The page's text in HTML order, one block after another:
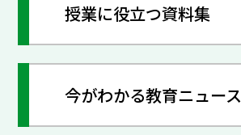
授業に役立つ資料集
今がわかる教育ニュース